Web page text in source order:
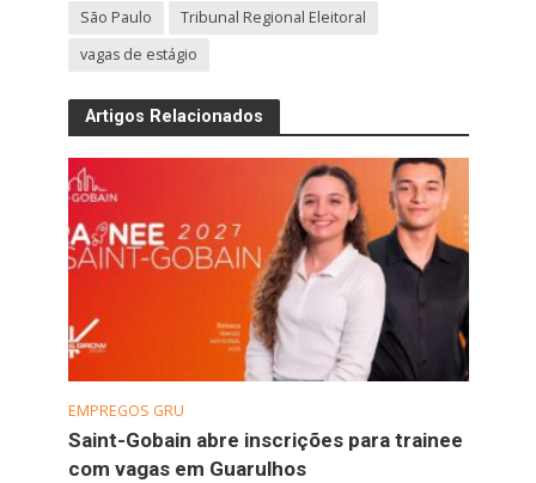
São Paulo
Tribunal Regional Eleitoral
vagas de estágio
Artigos Relacionados
EMPREGOS GRU
Saint-Gobain abre inscrições para trainee
com vagas em Guarulhos